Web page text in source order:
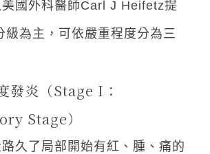
國外科醫師Carl J Heifetz提
級為主，可依嚴重程度分為三
發炎（Stage I：
Stage）
久了局部開始有紅、腫、痛的